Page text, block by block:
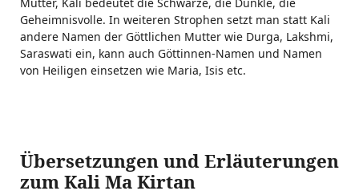
Geheimnisvolle. In weiteren Strophen setzt man statt Kali
andere Namen der Göttlichen Mutter wie Durga, Lakshmi,
Saraswati ein, kann auch Göttinnen-Namen und Namen
von Heiligen einsetzen wie Maria, Isis etc.
Übersetzungen und Erläuterungen
zum Kali Ma Kirtan